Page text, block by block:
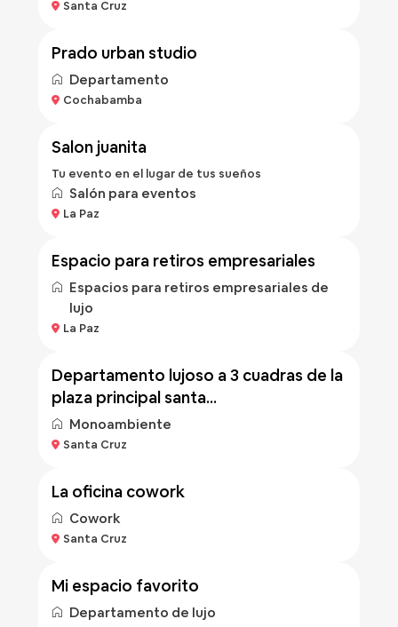
Santa Cruz
Bs 257/noche
prado urban studio
Departamento
Cochabamba
Bs 50/hora
salon juanita
Tu evento en el lugar de tus sueños
Salón para eventos
La Paz
Bs 500
espacio para retiros empresariales
Espacios para retiros empresariales de
lujo
La Paz
Bs 500
departamento lujoso a 3 cuadras de la
plaza principal santa...
Monoambiente
Santa Cruz
la oficina cowork
Cowork
Santa Cruz
Bs 400/noche
mi espacio favorito
Departamento de lujo